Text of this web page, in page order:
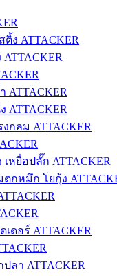
ง ATTACKER
ATTACKER
ATTACKER
กลม ATTACKER
เหยื่อปลั๊ก ATTACKER
ตกหมึก โยกุ้ง
ดอร์ ATTACKER
ลา ATTACKER